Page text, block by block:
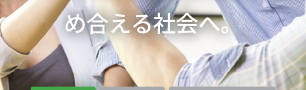
め合える社会へ。